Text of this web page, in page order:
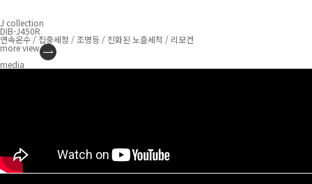
J collection
DIB-J450R
연속온수 / 집중세정 / 조명등 / 진화된 노즐세척 / 리모컨
moreview
media